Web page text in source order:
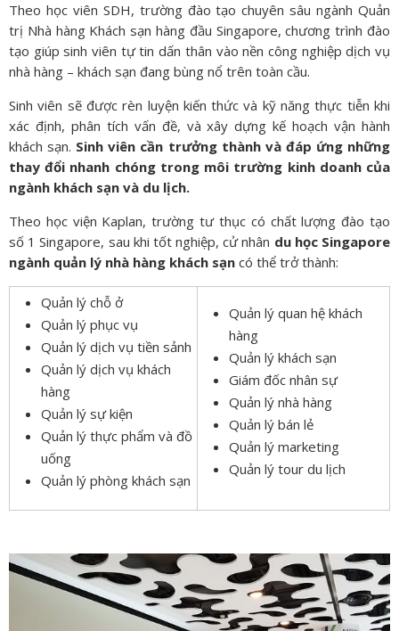
Theo học viên SDH, trường đào tạo chuyên sâu ngành Quản
trị Nhà hàng Khách sạn hàng đầu Singapore, chương trình đào
tạo giúp sinh viên tự tin dấn thân vào nền công nghiệp dịch vụ
nhà hàng – khách sạn đang bùng nổ trên toàn cầu.
Sinh viên sẽ được rèn luyện kiến thức và kỹ năng thực tiễn khi
xác định, phân tích vấn đề, và xây dựng kế hoạch vận hành
khách sạn. Sinh viên cần trưởng thành và đáp ứng những
thay đổi nhanh chóng trong môi trường kinh doanh của
ngành khách sạn và du lịch.
Theo học viện Kaplan, trường tư thục có chất lượng đào tạo
số 1 Singapore, sau khi tốt nghiệp, cử nhân du học Singapore
ngành quản lý nhà hàng khách sạn có thể trở thành:
Quản lý chỗ ở
Quản lý phục vụ
Quản lý dịch vụ tiền sảnh
Quản lý dịch vụ khách
hàng
Quản lý sự kiện
Quản lý thực phẩm và đồ
uống
Quản lý phòng khách sạn
Quản lý quan hệ khách
hàng
Quản lý khách sạn
Giám đốc nhân sự
Quản lý nhà hàng
Quản lý bán lẻ
Quản lý marketing
Quản lý tour du lịch